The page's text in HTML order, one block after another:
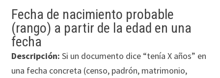
Fecha de nacimiento probable
(rango) a partir de la edad en una
fecha
Descripción: Si un documento dice “tenía X años” en
una fecha concreta (censo, padrón, matrimonio,